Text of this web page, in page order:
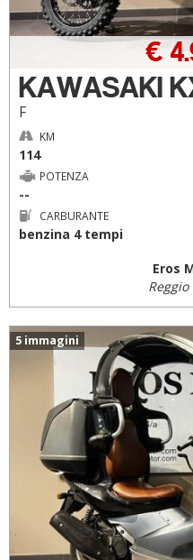
KAWASAKI
F
€
KM
114
POTENZA
--
CARBURANTE
benzina 4 tempi
Eros
Reggio
5 immagini